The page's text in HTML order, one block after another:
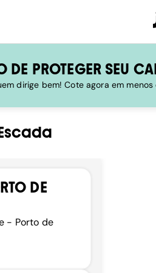
DE PROTEGER SEU
dirige bem! Cote agora em
DE
- Porto de